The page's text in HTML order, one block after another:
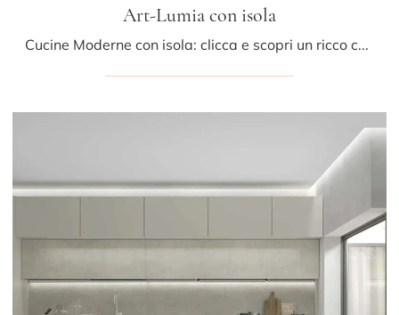
Art-Lumia con isola
Cucine Moderne con isola: clicca e scopri un ricco catalogo di soluzioni del brand Stosa, tra cui il modello Art-Lumia con isola.